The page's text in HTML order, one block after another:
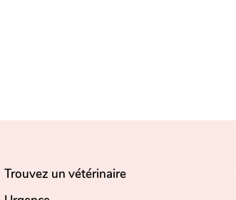
Trouvez un vétérinaire